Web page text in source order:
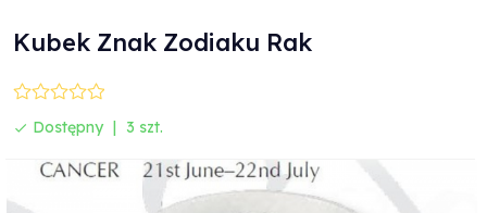
Kubek Znak Zodiaku Rak
Dostępny 3 szt.